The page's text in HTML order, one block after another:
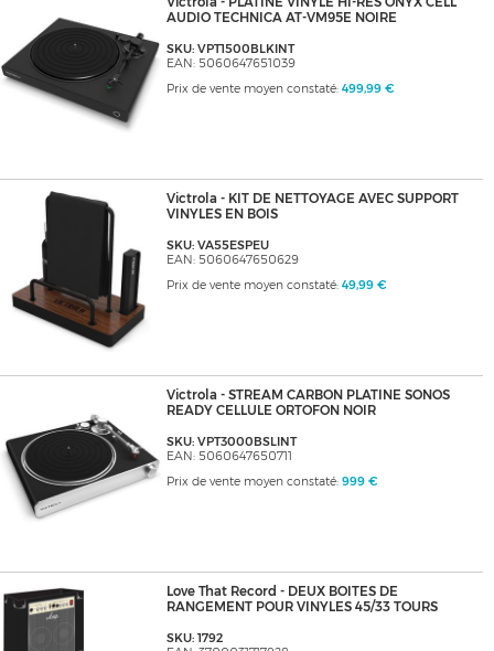
AUDIO TECHNICA AT-VM95E NOIRE
SKU: VPT1500BLKINT
EAN: 5060647651039
Prix de vente moyen constaté: 499,99 €
Victrola - KIT DE NETTOYAGE AVEC SUPPORT
VINYLES EN BOIS
SKU: VA55ESPEU
EAN: 5060647650629
Prix de vente moyen constaté: 49,99 €
Victrola - STREAM CARBON PLATINE SONOS
READY CELLULE ORTOFON NOIR
SKU: VPT3000BSLINT
EAN: 5060647650711
Prix de vente moyen constaté: 999 €
Love That Record - DEUX BOITES DE
RANGEMENT POUR VINYLES 45/33 TOURS
SKU: 1792